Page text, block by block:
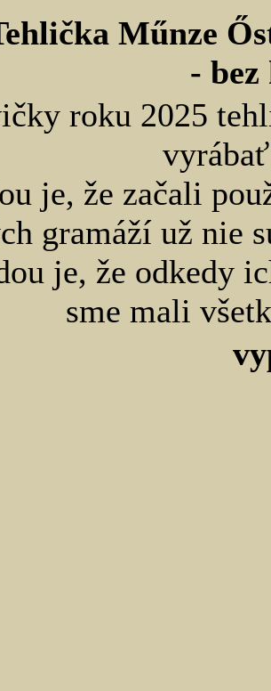
Műnze
-
roku 2025
je, že začali
gramáží už nie
je, že odkedy
sme mali